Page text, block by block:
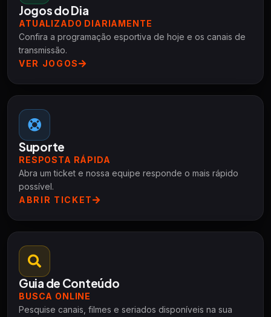
Jogos do Dia
ATUALIZADO DIARIAMENTE
Confira a programação esportiva de hoje e os canais de
transmissão.
VER JOGOS
Suporte
RESPOSTA RÁPIDA
Abra um ticket e nossa equipe responde o mais rápido
possível.
ABRIR TICKET
Guia de Conteúdo
BUSCA ONLINE
Pesquise canais, filmes e seriados disponíveis na sua